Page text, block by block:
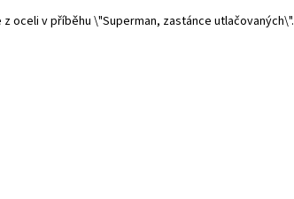
oceli v příběhu \"Superman, zastánce utlačovaných\".